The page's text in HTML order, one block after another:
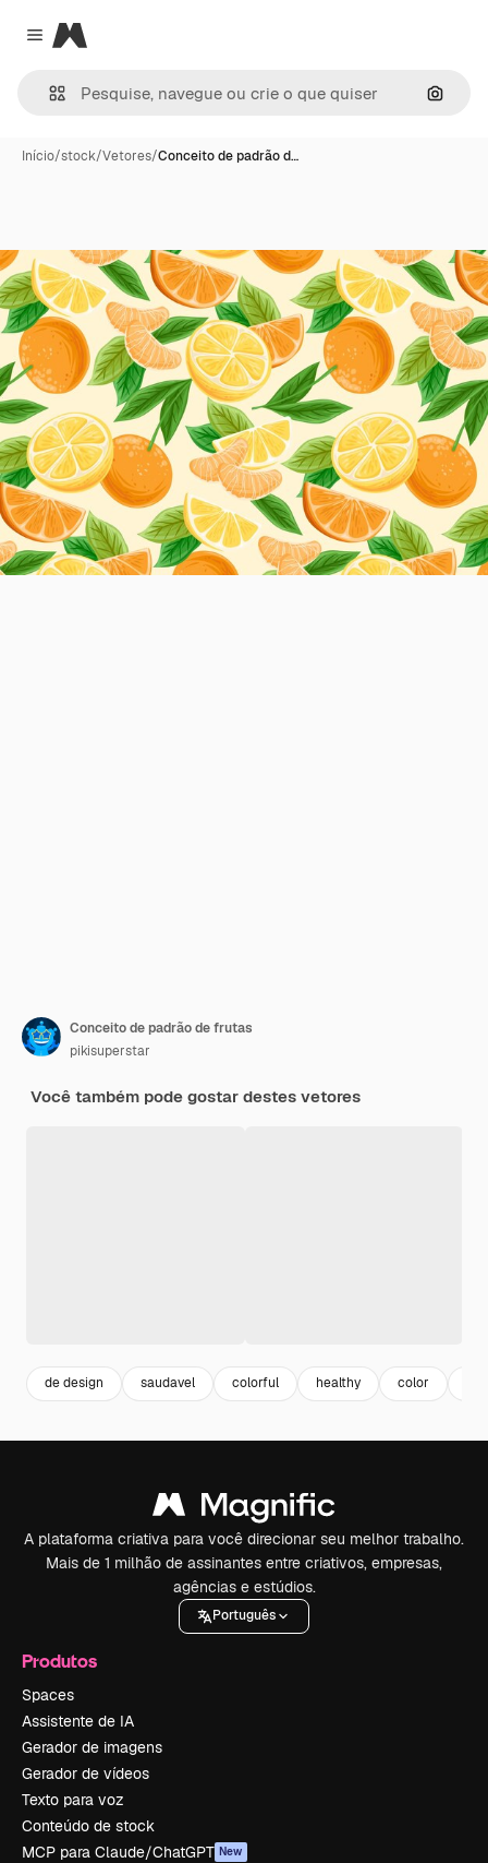
Close menu
Magnific
Início/stock/Vetores/Conceito de padrão d…
Conceito de padrão de frutas
pikisuperstar
Você também pode gostar destes vetores
de design saudavel colorful healthy color
A plataforma criativa para você direcionar seu melhor trabalho.
Mais de 1 milhão de assinantes entre criativos, empresas,
agências e estúdios.
Português
Produtos
Spaces
Assistente de IA
Gerador de imagens
Gerador de vídeos
Texto para voz
Conteúdo de stock
MCP para Claude/ChatGPT New